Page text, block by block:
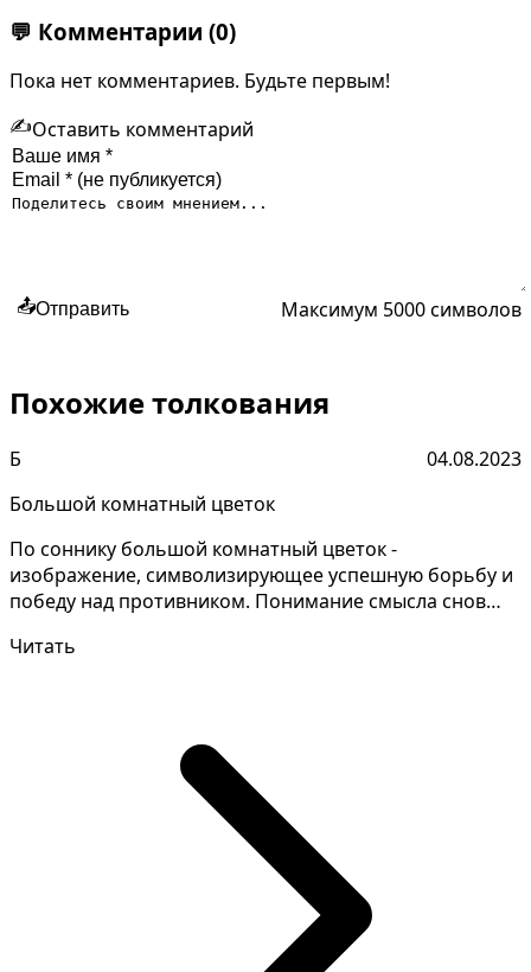
💬 Комментарии (0)
Пока нет комментариев. Будьте первым!
✍️Оставить комментарий
📤Отправить Максимум 5000 символов
Похожие толкования
Б
04.08.2023
Большой комнатный цветок
По соннику большой комнатный цветок -
изображение, символизирующее успешную борьбу и
победу над противником. Понимание смысла снов
Читать